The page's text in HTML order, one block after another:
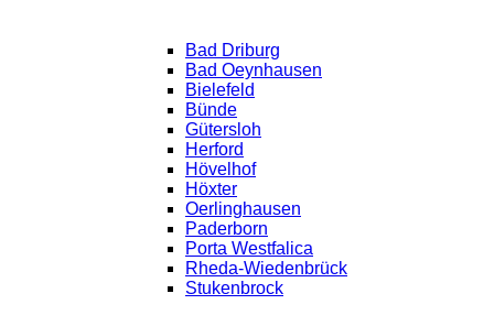
Bad Driburg
Bad Oeynhausen
Bielefeld
Bünde
Gütersloh
Herford
Hövelhof
Höxter
Oerlinghausen
Paderborn
Porta Westfalica
Rheda-Wiedenbrück
Stukenbrock